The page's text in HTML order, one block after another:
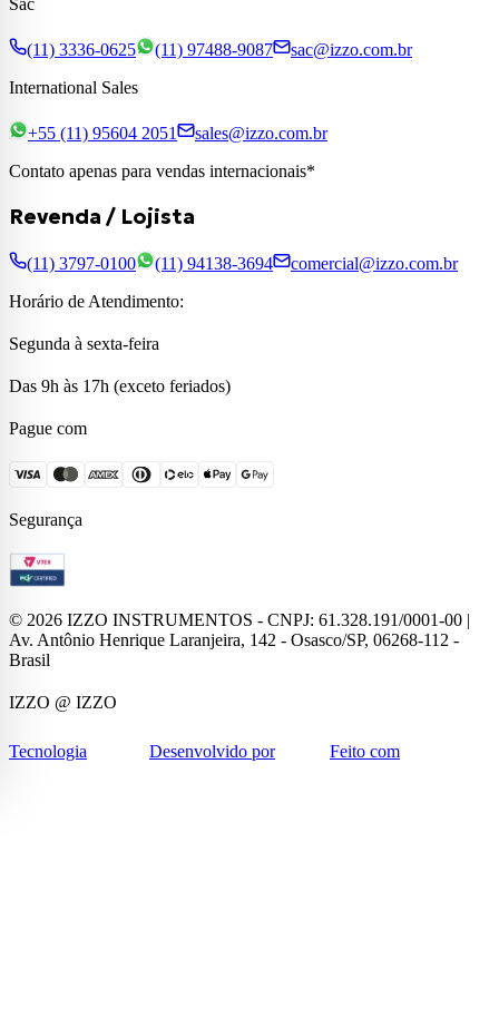
Sac
(11) 3336-0625 (11) 97488-9087
sac@izzo.com.br
International Sales
+55 (11) 95604 2051
sales@izzo.com.br
Contato apenas para vendas internacionais*
Revenda / Lojista
(11) 3797-0100 (11) 94138-3694
comercial@izzo.com.br
Horário de Atendimento:
Segunda à sexta-feira
Das 9h às 17h (exceto feriados)
Pague com
Segurança
© 2026 IZZO INSTRUMENTOS - CNPJ: 61.328.191/0001-00 |
Av. Antônio Henrique Laranjeira, 142 - Osasco/SP, 06268-112 -
Brasil
IZZO @ IZZO
Tecnologia Desenvolvido por Feito com